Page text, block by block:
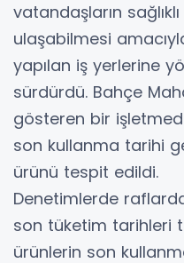
vatandaşların
ulaşabilmesi
yapılan iş yerlerine
sürdürdü. Bahçe
gösteren bir
son kullanma tarihi
ürünü tespit edildi.
Denetimlerde
son tüketim tarihleri
ürünlerin son